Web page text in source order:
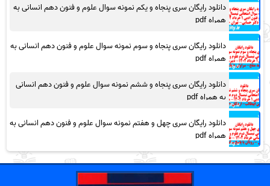
دانلود رایگان سری پنجاه و یکم نمونه سوال علوم و فنون دهم انسانی به
همراه pdf
دانلود رایگان سری پنجاه و سوم نمونه سوال علوم و فنون دهم انسانی به
همراه pdf
دانلود رایگان سری پنجاه و ششم نمونه سوال علوم و فنون دهم انسانی
به همراه pdf
دانلود رایگان سری چهل و هفتم نمونه سوال علوم و فنون دهم انسانی به
همراه pdf